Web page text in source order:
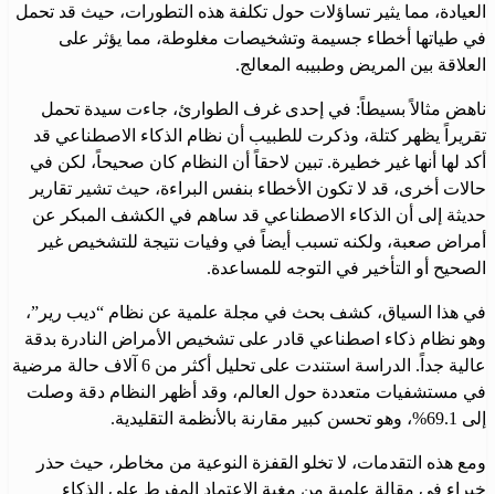
العيادة، مما يثير تساؤلات حول تكلفة هذه التطورات، حيث قد تحمل
في طياتها أخطاء جسيمة وتشخيصات مغلوطة، مما يؤثر على
العلاقة بين المريض وطبيبه المعالج.
ناهض مثالاً بسيطاً: في إحدى غرف الطوارئ، جاءت سيدة تحمل
تقريراً يظهر كتلة، وذكرت للطبيب أن نظام الذكاء الاصطناعي قد
أكد لها أنها غير خطيرة. تبين لاحقاً أن النظام كان صحيحاً، لكن في
حالات أخرى، قد لا تكون الأخطاء بنفس البراءة، حيث تشير تقارير
حديثة إلى أن الذكاء الاصطناعي قد ساهم في الكشف المبكر عن
أمراض صعبة، ولكنه تسبب أيضاً في وفيات نتيجة للتشخيص غير
الصحيح أو التأخير في التوجه للمساعدة.
في هذا السياق، كشف بحث في مجلة علمية عن نظام “ديب رير”،
وهو نظام ذكاء اصطناعي قادر على تشخيص الأمراض النادرة بدقة
عالية جداً. الدراسة استندت على تحليل أكثر من 6 آلاف حالة مرضية
في مستشفيات متعددة حول العالم، وقد أظهر النظام دقة وصلت
إلى 69.1%، وهو تحسن كبير مقارنة بالأنظمة التقليدية.
ومع هذه التقدمات، لا تخلو القفزة النوعية من مخاطر، حيث حذر
خبراء في مقالة علمية من مغبة الاعتماد المفرط على الذكاء